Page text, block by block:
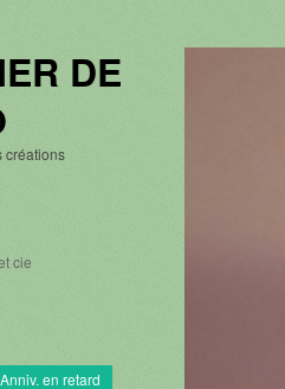
DE
créations
cie
Anniv. en retard